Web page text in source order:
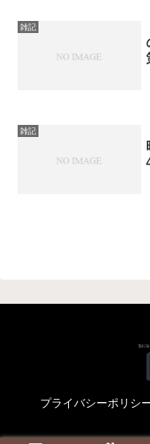
雑記
雑記
プライバシーポリシ